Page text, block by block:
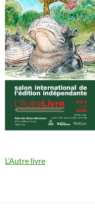
L’Autre livre